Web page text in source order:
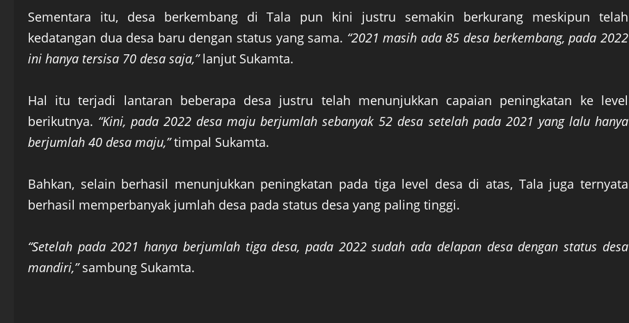
Sementara itu, desa berkembang di Tala pun kini justru semakin berkurang meskipun telah
kedatangan dua desa baru dengan status yang sama. “2021 masih ada 85 desa berkembang, pada 2022
ini hanya tersisa 70 desa saja,”lanjut Sukamta.
Hal itu terjadi lantaran beberapa desa justru telah menunjukkan capaian peningkatan ke level
berikutnya. “Kini, pada 2022 desa maju berjumlah sebanyak 52 desa setelah pada 2021 yang lalu hanya
berjumlah 40 desa maju,”timpal Sukamta.
Bahkan, selain berhasil menunjukkan peningkatan pada tiga level desa di atas, Tala juga ternyata
berhasil memperbanyak jumlah desa pada status desa yang paling tinggi.
“Setelah pada 2021 hanya berjumlah tiga desa, pada 2022 sudah ada delapan desa dengan status desa
mandiri,”sambung Sukamta.